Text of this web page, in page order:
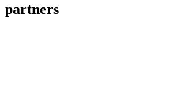
partners